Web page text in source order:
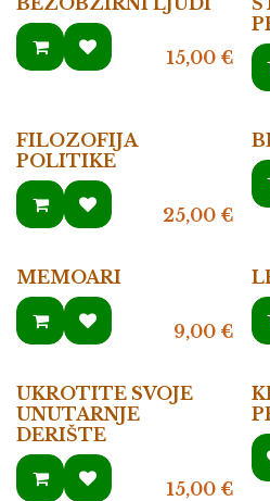
15,00€
FILOZOFIJA
POLITIKE
25,00€
MEMOARI
9,00€
UKROTITE SVOJE
UNUTARNJE
DERIŠTE
15,00€